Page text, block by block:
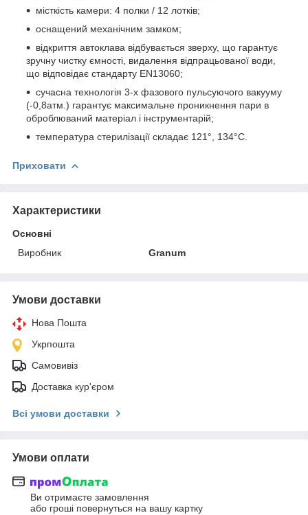
місткість камери: 4 полки / 12 лотків;
оснащений механічним замком;
відкриття автоклава відбувається зверху, що гарантує
зручну чистку ємності, видалення відпрацьованої води,
що відповідає стандарту EN13060;
сучасна технологія 3-х фазового пульсуючого вакууму
(-0,8атм.) гарантує максимальне проникнення пари в
оброблюваний матеріал і інструментарій;
температура стерилізації складає 121°, 134°С.
Приховати
Характеристики
Основні
Виробник
Granum
Умови доставки
Нова Пошта
Укрпошта
Самовивіз
Доставка кур'єром
Всі умови доставки
Умови оплати
Ви отримаєте замовлення
або гроші повернуться на вашу картку